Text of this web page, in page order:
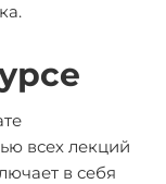
всех лекций
в себя